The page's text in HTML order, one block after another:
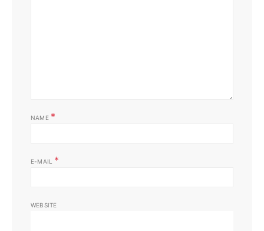
NAME *
E-MAIL *
WEBSITE